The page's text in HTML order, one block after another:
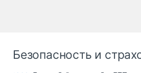
Безопасность и